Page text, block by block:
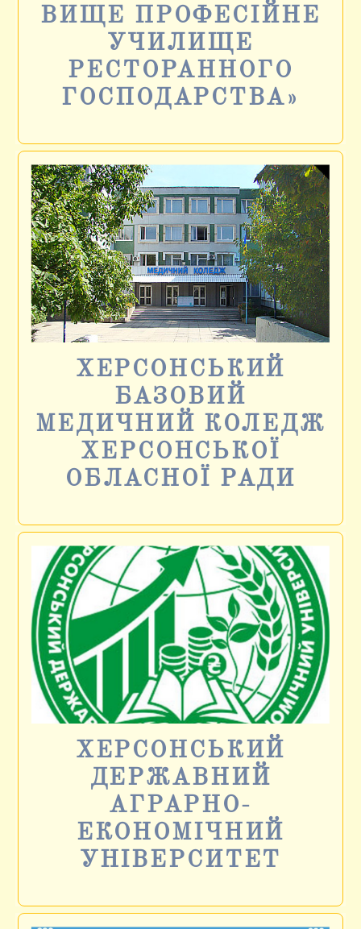
ВИЩЕ ПРОФЕСІЙНЕ
УЧИЛИЩЕ
РЕСТОРАННОГО
ГОСПОДАРСТВА»
ХЕРСОНСЬКИЙ
БАЗОВИЙ
МЕДИЧНИЙ КОЛЕДЖ
ХЕРСОНСЬКОЇ
ОБЛАСНОЇ РАДИ
ХЕРСОНСЬКИЙ
ДЕРЖАВНИЙ
АГРАРНО-
ЕКОНОМІЧНИЙ
УНІВЕРСИТЕТ